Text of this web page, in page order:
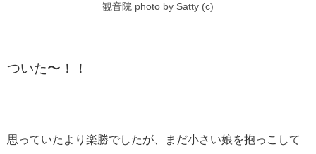
観音院 photo by Satty (c)
ついた〜！！
思っていたより楽勝でしたが、まだ小さい娘を抱っこして